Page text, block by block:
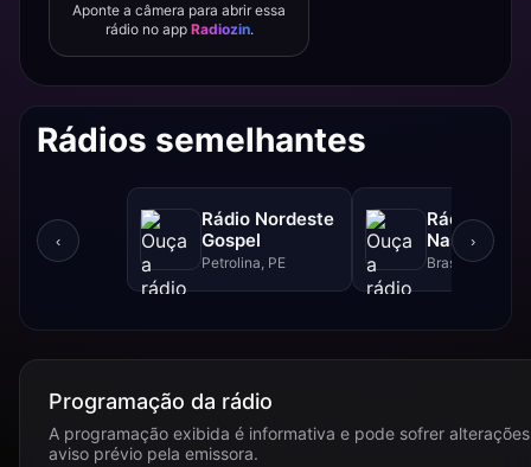
Aponte a câmera para abrir essa
rádio no app Radiozin.
Rádios semelhantes
‹
Rádio Nordeste
Gospel
Petrolina, PE
Rádio Sol
Nascente
Brasília, DF
›
Programação da rádio
A programação exibida é informativa e pode sofrer
aviso prévio pela emissora.